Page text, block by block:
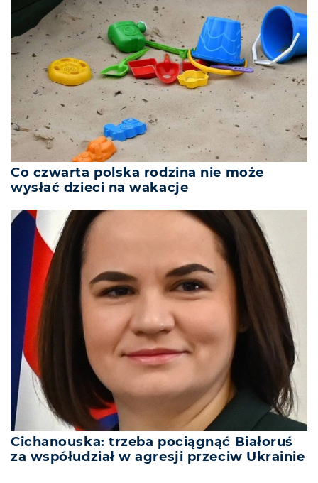
Co czwarta polska rodzina nie może
wysłać dzieci na wakacje
Cichanouska: trzeba pociągnąć Białoruś
za współudział w agresji przeciw Ukrainie